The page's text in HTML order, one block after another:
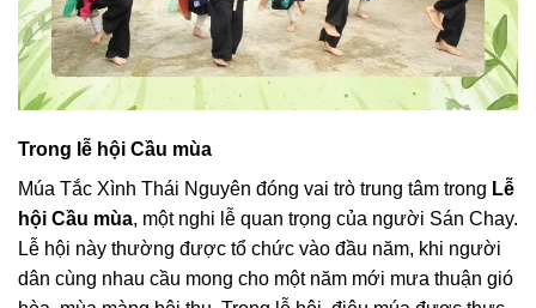
Trong lễ hội Cầu mùa
Múa Tắc Xình Thái Nguyên đóng vai trò trung tâm trong Lễ
hội Cầu mùa, một nghi lễ quan trọng của người Sán Chay.
Lễ hội này thường được tổ chức vào đầu năm, khi người
dân cùng nhau cầu mong cho một năm mới mưa thuận gió